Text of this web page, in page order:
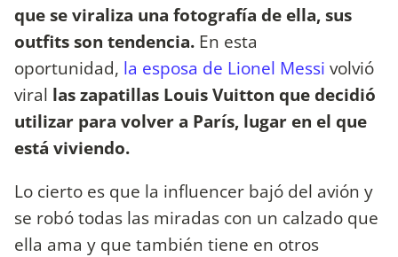
que se viraliza una fotografía de ella, sus
outfits son tendencia. En esta
oportunidad, la esposa de Lionel Messi volvió
viral las zapatillas Louis Vuitton que decidió
utilizar para volver a París, lugar en el que
está viviendo.
Lo cierto es que la influencer bajó del avión y
se robó todas las miradas con un calzado que
ella ama y que también tiene en otros